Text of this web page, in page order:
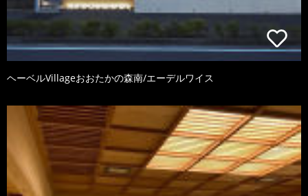
ヘーベルVillageおおたかの森南/エーデルワイス